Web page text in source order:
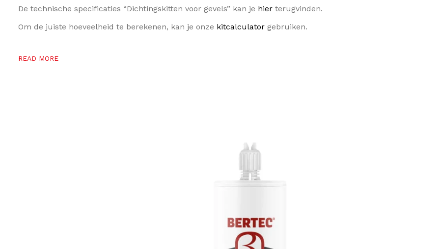
De technische specificaties “Dichtingskitten voor gevels” kan je hier terugvinden.
Om de juiste hoeveelheid te berekenen, kan je onze kitcalculator gebruiken.
READ MORE